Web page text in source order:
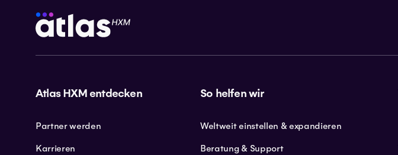
Atlas HXM entdecken
Partner werden
Karrieren
So helfen wir
Weltweit einstellen & expandieren
Beratung & Support